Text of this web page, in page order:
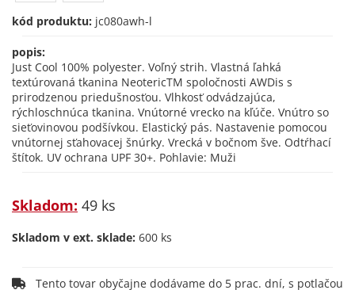
kód produktu: jc080awh-l
popis:
Just Cool 100% polyester. Voľný strih. Vlastná ľahká
textúrovaná tkanina NeotericTM spoločnosti AWDis s
prirodzenou priedušnosťou. Vlhkosť odvádzajúca,
rýchloschnúca tkanina. Vnútorné vrecko na kľúče. Vnútro so
sieťovinovou podšívkou. Elastický pás. Nastavenie pomocou
vnútornej sťahovacej šnúrky. Vrecká v bočnom šve. Odtŕhací
štítok. UV ochrana UPF 30+. Pohlavie: Muži
Skladom: 49 ks
Skladom v ext. sklade: 600 ks